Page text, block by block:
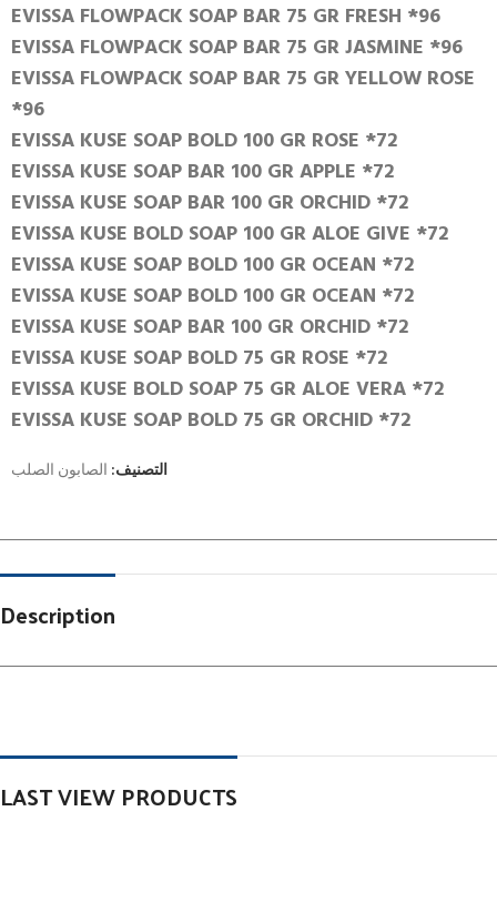
EVISSA FLOWPACK SOAP BAR 75 GR FRESH *96
EVISSA FLOWPACK SOAP BAR 75 GR JASMINE *96
EVISSA FLOWPACK SOAP BAR 75 GR YELLOW ROSE
*96
EVISSA KUSE SOAP BOLD 100 GR ROSE *72
EVISSA KUSE SOAP BAR 100 GR APPLE *72
EVISSA KUSE SOAP BAR 100 GR ORCHID *72
EVISSA KUSE BOLD SOAP 100 GR ALOE GIVE *72
EVISSA KUSE SOAP BOLD 100 GR OCEAN *72
EVISSA KUSE SOAP BOLD 100 GR OCEAN *72
EVISSA KUSE SOAP BAR 100 GR ORCHID *72
EVISSA KUSE SOAP BOLD 75 GR ROSE *72
EVISSA KUSE BOLD SOAP 75 GR ALOE VERA *72
EVISSA KUSE SOAP BOLD 75 GR ORCHID *72
التصنيف: الصابون الصلب
Description
LAST VIEW PRODUCTS